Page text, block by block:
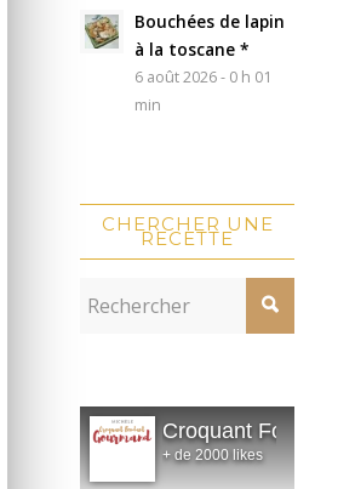
Bouchées de lapin
à la toscane *
6 août 2026 - 0 h 01
min
CHERCHER UNE
RECETTE
Croquant Fondant
+ de 2000 likes